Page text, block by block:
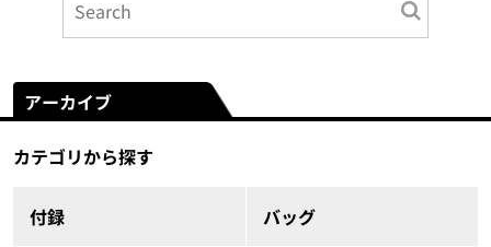
アーカイブ
カテゴリから探す
付録 バッグ